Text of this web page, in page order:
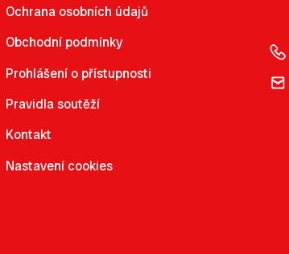
Ochrana osobních údajů
Obchodní podmínky
Prohlášení o přístupnosti
Pravidla soutěží
Kontakt
Nastavení cookies